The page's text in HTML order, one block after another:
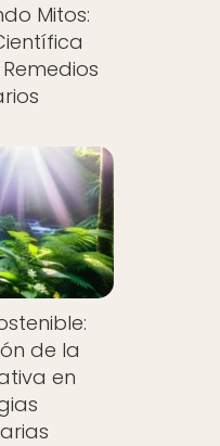
Mitos:
de la
en